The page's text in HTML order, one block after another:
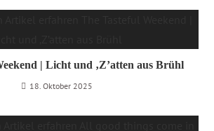
| Licht und ‚Z’atten aus Brühl
18. Oktober 2025